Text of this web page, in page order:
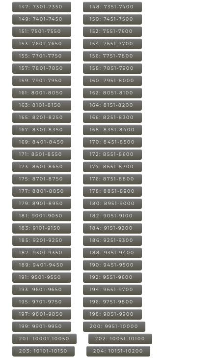
147: 7301-7350 148: 7351-7400
149: 7401-7450 150: 7451-7500
151: 7501-7550 152: 7551-7600
153: 7601-7650 154: 7651-7700
155: 7701-7750 156: 7751-7800
157: 7801-7850 158: 7851-7900
159: 7901-7950 160: 7951-8000
161: 8001-8050 162: 8051-8100
163: 8101-8150 164: 8151-8200
165: 8201-8250 166: 8251-8300
167: 8301-8350 168: 8351-8400
169: 8401-8450 170: 8451-8500
171: 8501-8550 172: 8551-8600
173: 8601-8650 174: 8651-8700
175: 8701-8750 176: 8751-8800
177: 8801-8850 178: 8851-8900
179: 8901-8950 180: 8951-9000
181: 9001-9050 182: 9051-9100
183: 9101-9150 184: 9151-9200
185: 9201-9250 186: 9251-9300
187: 9301-9350 188: 9351-9400
189: 9401-9450 190: 9451-9500
191: 9501-9550 192: 9551-9600
193: 9601-9650 194: 9651-9700
195: 9701-9750 196: 9751-9800
197: 9801-9850 198: 9851-9900
199: 9901-9950 200: 9951-10000
201: 10001-10050 202: 10051-10100
203: 10101-10150 204: 10151-10200